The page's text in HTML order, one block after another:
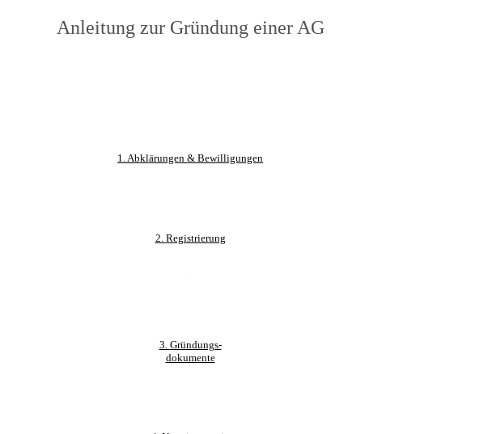
Anleitung zur Gründung einer AG
1.Abklärungen & Bewilligungen
2. Registrierung
3. Gründungs-
dokumente